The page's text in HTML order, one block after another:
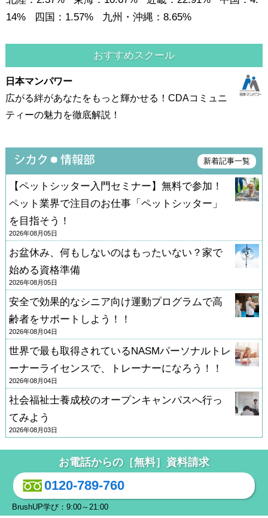
14% 四国：1.57% 九州・沖縄：8.65%
おすすめスクール
日本マンパワー
広がる絆があなたをもっと輝かせる！CDAコミュニ
ティーの魅力を徹底解説！
新着記事一覧
【ペットシッター入門セミナー】無料で参加！
ペット業界で注目のお仕事「ペットシッター」
を目指そう！
2026年08月05日
お盆休み、何もしないのはもったいない？家で
始める資格準備
2026年08月05日
安全で効果的なシニア向け運動プログラムで高
齢者をサポートしよう！！
2026年08月04日
世界で最も取得されているNASMパーソナルトレ
ーナーライセンスで、トレーナーになろう！！
2026年08月04日
社会福祉士養成校のオープンキャンパスへ行っ
てみよう
2026年08月03日
お電話からの［無料］資料請求
0120-789-760
BrushUP学び：9:00～21:00